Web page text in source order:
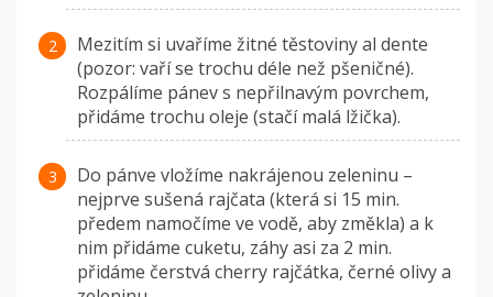
Mezitím si uvaříme žitné těstoviny al dente
(pozor: vaří se trochu déle než pšeničné).
Rozpálíme pánev s nepřilnavým povrchem,
přidáme trochu oleje (stačí malá lžička).
Do pánve vložíme nakrájenou zeleninu –
nejprve sušená rajčata (která si 15 min.
předem namočíme ve vodě, aby změkla) a k
nim přidáme cuketu, záhy asi za 2 min.
přidáme čerstvá cherry rajčátka, černé olivy a